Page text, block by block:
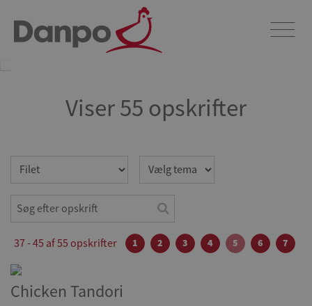
Opskrifter
Dyk ned i vores verden af fristende kyllingeopskrifter og lad dig
Viser 55 opskrifter
37 - 45 af 55 opskrifter 1 2 3 4 5 6 7
Chicken Tandori